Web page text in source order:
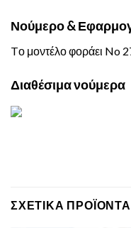
Νούμερο &
Tο μοντέλο φοράει No
Διαθέσιμα νούμερα
ΣΧΕΤΙΚΆ ΠΡΟΪΌΝΤΑ